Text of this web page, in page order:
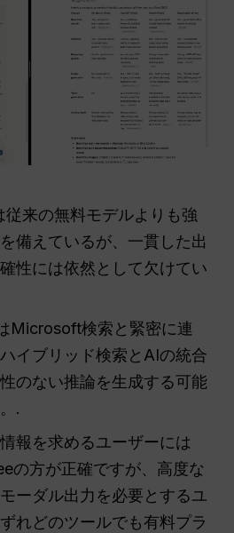
従来の無料モデルよりも強
備えているが、一貫した出
性には依然として欠けてい
Microsoft検索と緊密に連
イブリッド検索とAIの統合
のない推論を生成する可能
.
報を求めるユーザーには
の方が正確ですが、高度な
ーダル出力を必要とするユ
れどのツールでも有料プラ